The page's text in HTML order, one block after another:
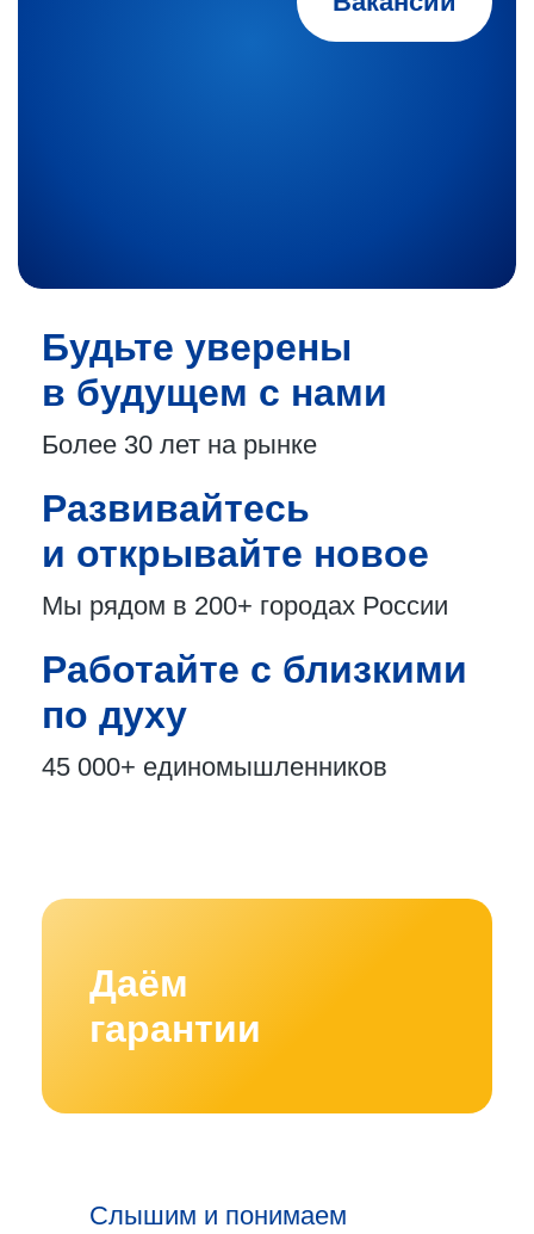
Будьте уверены
в будущем с нами
Более 30 лет на рынке
Развивайтесь
и открывайте новое
Мы рядом в 200+ городах России
Работайте с близкими
по духу
45 000+ единомышленников
Даём
гарантии
Слышим и понимаем